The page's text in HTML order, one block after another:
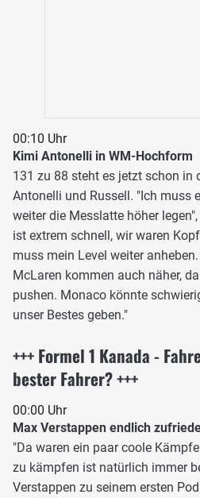
00:10 Uhr
Kimi Antonelli in WM-Hochform
131 zu 88 steht es jetzt schon in
Antonelli und Russell. "Ich muss
weiter die Messlatte höher
ist extrem schnell, wir waren
muss mein Level weiter
McLaren kommen auch näher,
pushen. Monaco könnte
unser Bestes geben."
+++ Formel 1 Kanada -
bester Fahrer? +++
00:00 Uhr
Max Verstappen endlich
"Da waren ein paar coole
zu kämpfen ist natürlich immer
Verstappen zu seinem ersten